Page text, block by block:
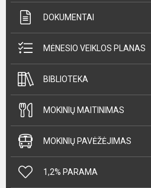
DOKUMENTAI
MĖNESIO VEIKLOS PLANAS
BIBLIOTEKA
MOKINIŲ MAITINIMAS
MOKINIŲ PAVĖŽĖJIMAS
1,2% PARAMA